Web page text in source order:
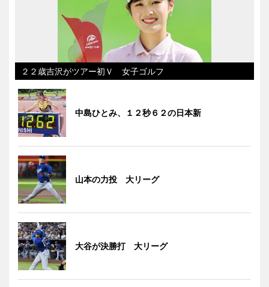
２２歳吉沢がツアー初Ｖ 女子ゴルフ
中島ひとみ、１２秒６２の日本新
山本の力投 大リーグ
大谷が決勝打 大リーグ